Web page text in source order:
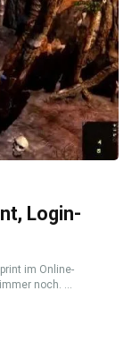
Login-
im Online-
noch. ...